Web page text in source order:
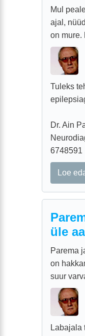
Mul
ajal,
on mure.
Tuleks
Dr. Ain
6748591
Loe
üle
Parema
on
suur
Labajala